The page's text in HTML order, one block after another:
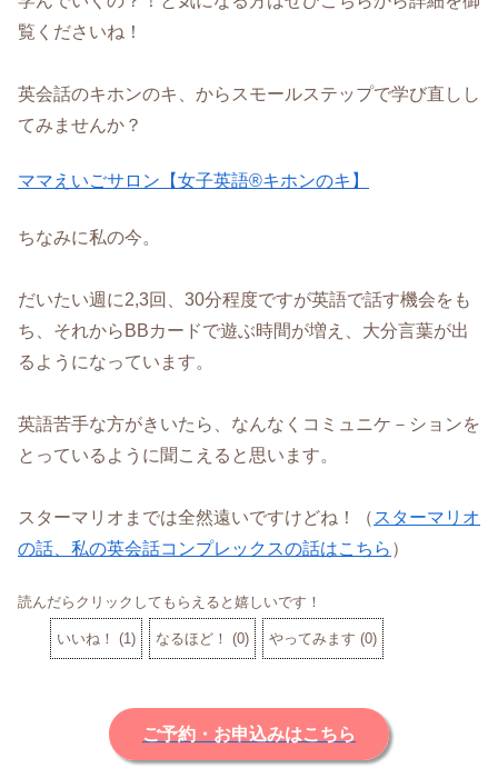
覧くださいね！
英会話のキホンのキ、からスモールステップで学び直しし
てみませんか？
ママえいごサロン【女子英語®キホンのキ】
ちなみに私の今。
だいたい週に2,3回、30分程度ですが英語で話す機会をも
ち、それからBBカードで遊ぶ時間が増え、大分言葉が出
るようになっています。
英語苦手な方がきいたら、なんなくコミュニケ－ションを
とっているように聞こえると思います。
スターマリオまでは全然遠いですけどね！（ スターマリオ
の話、私の英会話コンプレックスの話はこちら ）
読んだらクリックしてもらえると嬉しいです！
いいね！ (1) なるほど！ (0) やってみます (0)
ご予約・お申込みはこちら